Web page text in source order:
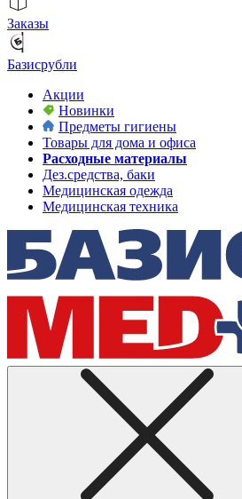
Заказы
Базисрубли
Акции
Новинки
Предметы гигиены
Товары для дома и офиса
Расходные материалы
Дез.средства, баки
Медицинская одежда
Медицинская техника